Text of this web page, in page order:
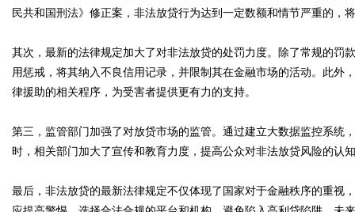
!
民共和国刑法》修正案，非法放贷行为达到一定数额和情节严重的，
其次，最新的法律规定加大了对非法放贷的处罚力度。除了常规的罚
用惩戒，将其纳入不良信用记录，并限制其在金融市场的活动。此外
律援助的相关程序，为受害者提供更有力的支持。
第三，监管部门加强了对放贷市场的监管。通过建立大数据监控系统
时，相关部门加大了宣传和教育力度，提高公众对非法放贷风险的认
最后，非法放贷的最新法律规定不仅体现了国家对于金融秩序的重视